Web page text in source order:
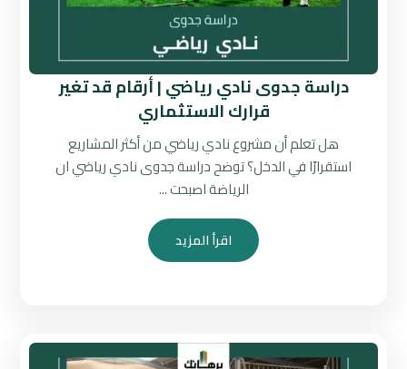
دراسة جدوى نادي رياضي | أرقام قد تغير
قرارك الاستثماري
هل تعلم أن مشروع نادي رياضي من أكثر المشاريع
استقرارًا في الدخل؟ توضح دراسة جدوى نادي رياضي ان
الرياضة اصبحت ...
اقرأ المزيد